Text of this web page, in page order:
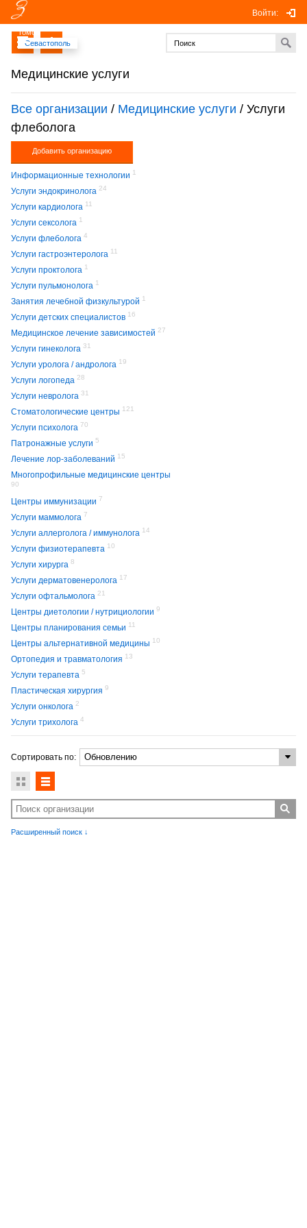
Томск
Севастополь
Медицинские услуги
Войти:
Все организации / Медицинские услуги / Услуги
флеболога
Добавить организацию
Информационные технологии 1
Услуги эндокринолога 24
Услуги кардиолога 11
Услуги сексолога 1
Услуги флеболога 4
Услуги гастроэнтеролога 11
Услуги проктолога 1
Услуги пульмонолога 1
Занятия лечебной физкультурой 1
Услуги детских специалистов 16
Медицинское лечение зависимостей 27
Услуги гинеколога 31
Услуги уролога / андролога 19
Услуги логопеда 28
Услуги невролога 31
Стоматологические центры 121
Услуги психолога 70
Патронажные услуги 5
Лечение лор-заболеваний 15
Многопрофильные медицинские центры
90
Центры иммунизации 7
Услуги маммолога 7
Услуги аллерголога / иммунолога 14
Услуги физиотерапевта 10
Услуги хирурга 8
Услуги дерматовенеролога 17
Услуги офтальмолога 21
Центры диетологии / нутрициологии 9
Центры планирования семьи 11
Центры альтернативной медицины 10
Ортопедия и травматология 13
Услуги терапевта 5
Пластическая хирургия 9
Услуги онколога 2
Услуги трихолога 4
Сортировать по:
Расширенный поиск ↓